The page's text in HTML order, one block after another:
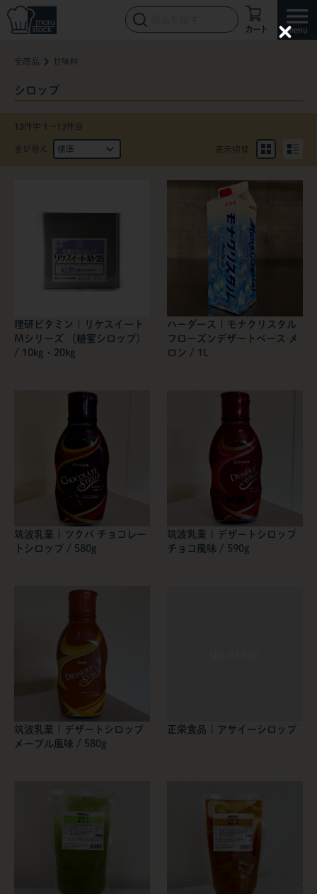
カート
全商品 甘味料
シロップ
13件中 1〜13件目
並び替え 表示切替
理研ビタミン | リケスイート
Mシリーズ （糖蜜シロップ）
/ 10kg・20kg
ハーダース | モナクリスタル
フローズンデザートベース メ
ロン / 1L
筑波乳業 | ツクバ チョコレー
トシロップ / 580g
筑波乳業 | デザートシロップ
チョコ風味 / 590g
筑波乳業 | デザートシロップ
メープル風味 / 580g
正栄食品 | アサイーシロップ
C